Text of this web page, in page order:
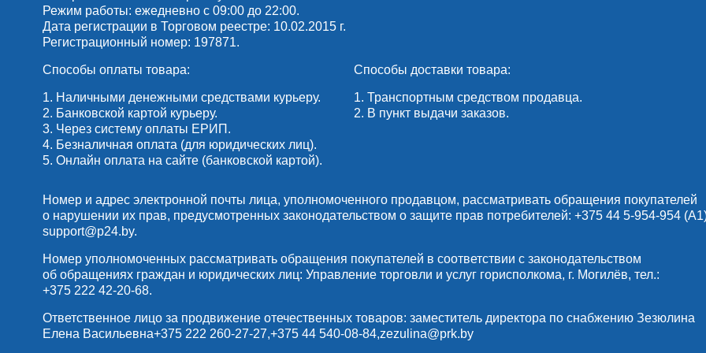
Режим работы: ежедневно с 09:00 до 22:00.
Дата регистрации в Торговом реестре: 10.02.2015 г.
Регистрационный номер: 197871.
Способы оплаты товара:
1. Наличными денежными средствами курьеру.
2. Банковской картой курьеру.
3. Через систему оплаты ЕРИП.
4. Безналичная оплата (для юридических лиц).
5. Онлайн оплата на сайте (банковской картой).
Способы доставки товара:
1. Транспортным средством продавца.
2. В пункт выдачи заказов.
Номер и адрес электронной почты лица, уполномоченного продавцом, рассматривать обращения покупателей
о нарушении их прав, предусмотренных законодательством о защите прав потребителей: +375 44 5-954-954
support@p24.by.
Номер уполномоченных рассматривать обращения покупателей в соответствии с законодательством
об обращениях граждан и юридических лиц: Управление торговли и услуг горисполкома, г. Могилёв, тел.:
+375 222 42-20-68.
Ответственное лицо за продвижение отечественных товаров: заместитель директора по снабжению Зезюлина
Елена Васильевна+375 222 260-27-27,+375 44 540-08-84,zezulina@prk.by